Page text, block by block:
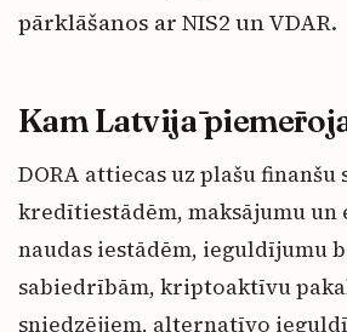
pārklāšanos ar NIS2 un VDAR.
Kam Latvijā
DORA attiecas uz plašu
kredītiestādēm, maksājumu un
naudas iestādēm, ieguldījumu
sabiedrībām, kriptoaktīvu
sniedzējiem, alternatīvo